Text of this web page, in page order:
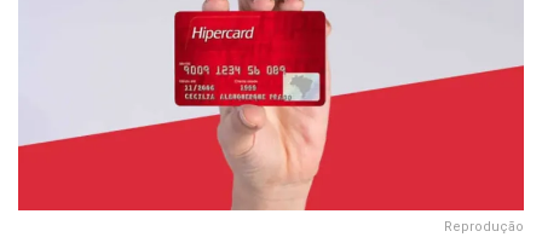
Reprodução